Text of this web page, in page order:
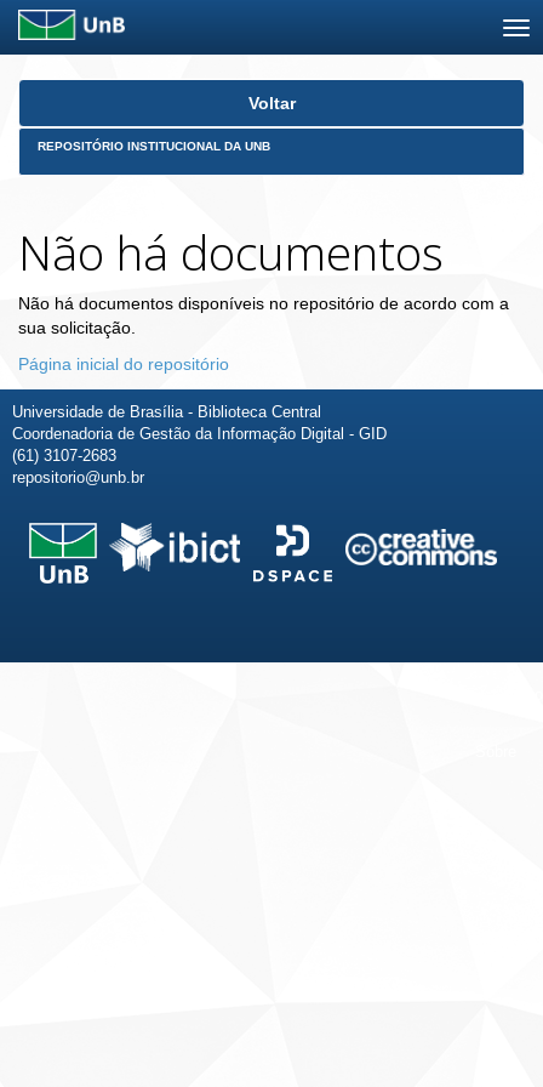
Skip
Voltar
REPOSITÓRIO INSTITUCIONAL DA UNB
Não há documentos
Não há documentos disponíveis no repositório de acordo com a
sua solicitação.
Página inicial do repositório
Universidade de Brasília - Biblioteca Central
Coordenadoria de Gestão da Informação Digital - GID
(61) 3107-2683
repositorio@unb.br